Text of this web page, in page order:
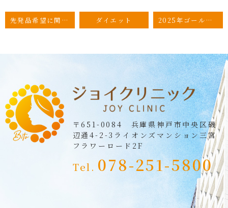
先発品希望に関する選定療養について ダイエット 2025年ゴールデンウィーク期間の診療について
〒651-0084 兵庫県神戸市中央区磯
辺通4-2-3 ライオンズマンション三宮
フラワーロード2F
Tel. 078-251-5800